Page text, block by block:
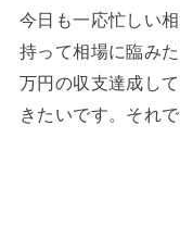
今日も一応忙しい
持って相場に臨み
万円の収支達成し
きたいです。それ